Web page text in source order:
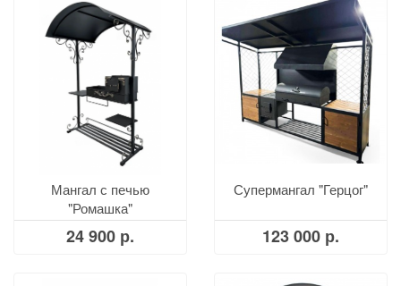
Мангал с печью
"Ромашка"
24 900 р.
Супермангал "Герцог"
123 000 р.